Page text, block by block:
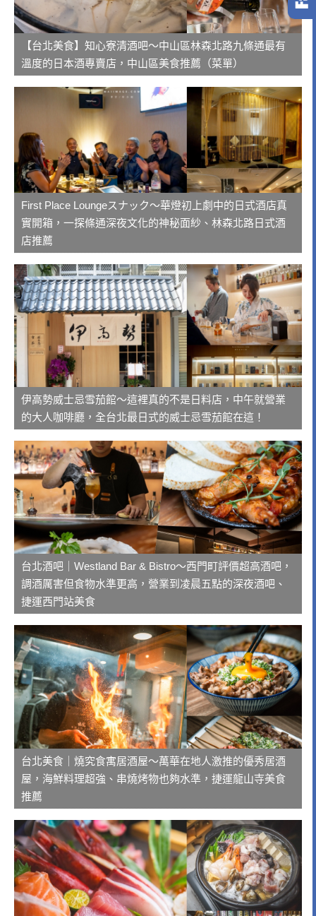
【台北美食】知心寮清酒吧～中山區林森北路九條通最有
溫度的日本酒專賣店，中山區美食推薦（菜單）
First Place Loungeスナック～華燈初上劇中的日式酒店真
實開箱，一探條通深夜文化的神秘面紗、林森北路日式酒
店推薦
伊高勢威士忌雪茄館～這裡真的不是日料店，中午就營業
的大人咖啡廳，全台北最日式的威士忌雪茄館在這！
台北酒吧｜Westland Bar & Bistro～西門町評價超高酒吧，
調酒厲害但食物水準更高，營業到凌晨五點的深夜酒吧、
捷運西門站美食
台北美食｜燒究食寓居酒屋～萬華在地人激推的優秀居酒
屋，海鮮料理超強、串燒烤物也夠水準，捷運龍山寺美食
推薦